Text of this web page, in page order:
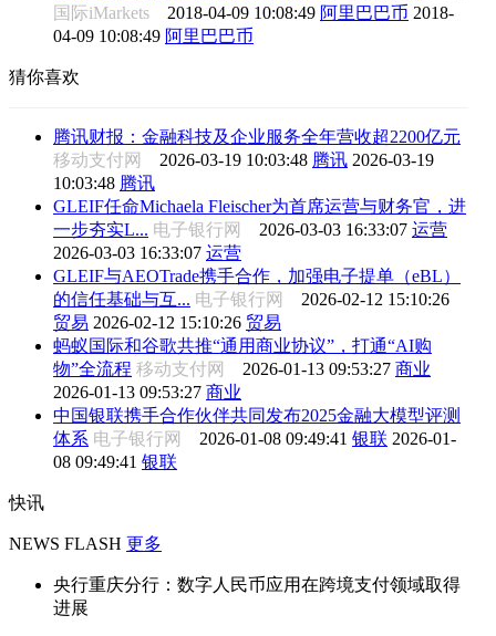
国际iMarkets 2018-04-09 10:08:49 阿里巴巴币 2018-
04-09 10:08:49 阿里巴巴币
猜你喜欢
腾讯财报：金融科技及企业服务全年营收超2200亿元
移动支付网 2026-03-19 10:03:48 腾讯 2026-03-19
10:03:48 腾讯
GLEIF任命Michaela Fleischer为首席运营与财务官，进
一步夯实L... 电子银行网 2026-03-03 16:33:07 运营
2026-03-03 16:33:07 运营
GLEIF与AEOTrade携手合作，加强电子提单（eBL）
的信任基础与互... 电子银行网 2026-02-12 15:10:26
贸易 2026-02-12 15:10:26 贸易
蚂蚁国际和谷歌共推“通用商业协议”，打通“AI购
物”全流程 移动支付网 2026-01-13 09:53:27 商业
2026-01-13 09:53:27 商业
中国银联携手合作伙伴共同发布2025金融大模型评测
体系 电子银行网 2026-01-08 09:49:41 银联 2026-01-
08 09:49:41 银联
快讯
NEWS FLASH 更多
央行重庆分行：数字人民币应用在跨境支付领域取得
进展